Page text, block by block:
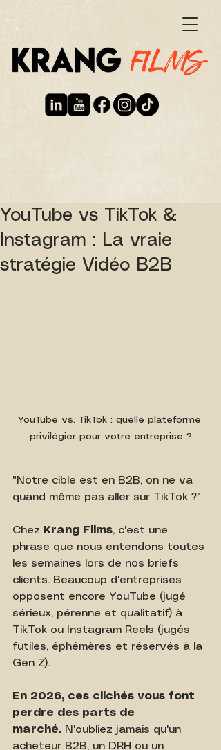
YouTube vs TikTok &
Instagram : La vraie
stratégie Vidéo B2B
YouTube vs. TikTok : quelle plateforme
privilégier pour votre entreprise ?
"Notre cible est en B2B, on ne va
quand même pas aller sur TikTok ?"
Chez Krang Films, c'est une
phrase que nous entendons toutes
les semaines lors de nos briefs
clients. Beaucoup d'entreprises
opposent encore YouTube (jugé
sérieux, pérenne et qualitatif) à
TikTok ou Instagram Reels (jugés
futiles, éphémères et réservés à la
Gen Z).
En 2026, ces clichés vous font
perdre des parts de
marché. N'oubliez jamais qu'un
acheteur B2B, un DRH ou un